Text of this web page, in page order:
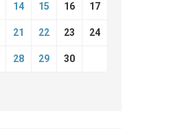
14 15 16 17
21 22 23 24
28 29 30